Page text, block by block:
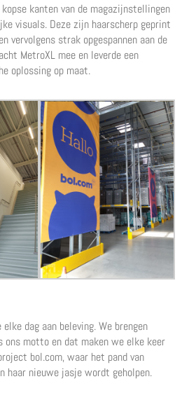
kanten van de magazijnstellingen
visuals. Deze zijn haarscherp geprint
vervolgens strak opgespannen aan de
MetroXL mee en leverde een
oplossing op maat.
dag aan beleving. We brengen
ons motto en dat maken we elke keer
bol.com, waar het pand van
haar nieuwe jasje wordt geholpen.